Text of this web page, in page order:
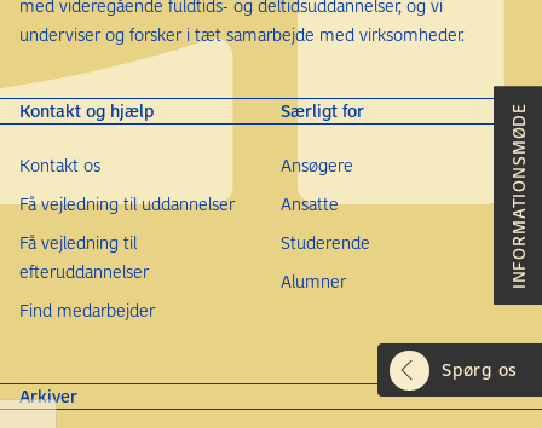
INFORMATIONSMØDE
Spørg os
med videregående fuldtids- og deltidsuddannelser, og vi
underviser og forsker i tæt samarbejde med virksomheder.
Kontakt og hjælp
Kontakt os
Få vejledning til uddannelser
Få vejledning til
efteruddannelser
Find medarbejder
Særligt for
Ansøgere
Ansatte
Studerende
Alumner
Arkiver